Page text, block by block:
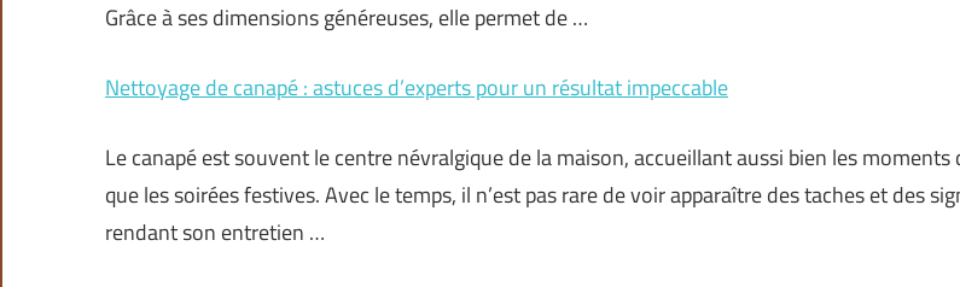
Grâce à ses dimensions généreuses, elle permet de …
Nettoyage de canapé : astuces d’experts pour un résultat impeccable
Le canapé est souvent le centre névralgique de la maison, accueillant aussi bien les
que les soirées festives. Avec le temps, il n’est pas rare de voir apparaître des taches et des
rendant son entretien …